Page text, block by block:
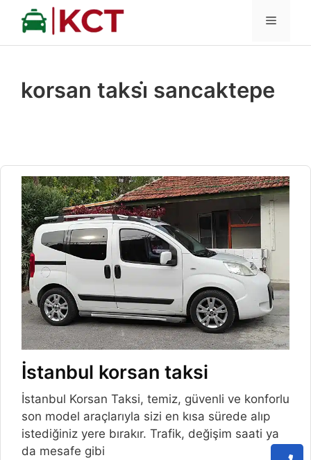
İçeriğe
MENÜ
korsan taksi̇ sancaktepe
İstanbul korsan taksi
İstanbul Korsan Taksi, temiz, güvenli ve konforlu
son model araçlarıyla sizi en kısa sürede alıp
istediğiniz yere bırakır. Trafik, değişim saati ya
da mesafe gibi